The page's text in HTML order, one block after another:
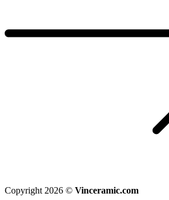
Copyright 2026 © Vinceramic.com